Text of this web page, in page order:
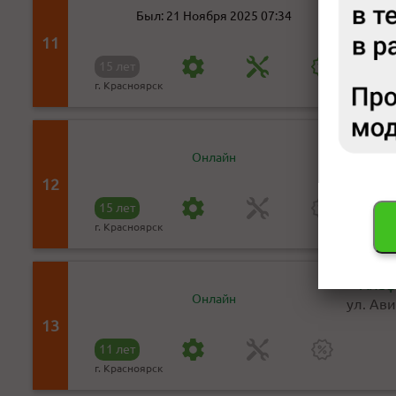
11
Был: 21 Ноября 2025 07:34
г. Красноярск
12
Онлайн
15 лет
г. Красноярск
13
Онлайн
11 лет
г. Красноярск
ул.